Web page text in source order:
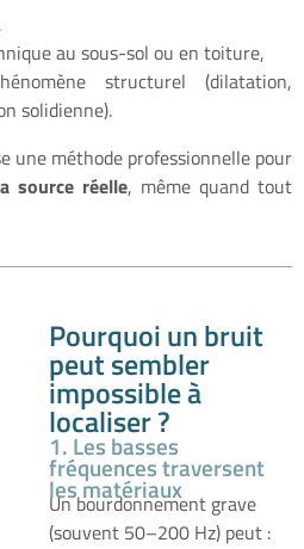
au sous-sol ou en toiture,
structurel (dilatation,
solidienne).
une méthode professionnelle pour
source réelle, même quand tout
Pourquoi un bruit
peut sembler
impossible à
localiser ?
1. Les basses
fréquences traversent
les matériaux
Un bourdonnement grave
(souvent 50–200 Hz) peut :